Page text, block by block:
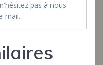
pas à nous
mail.